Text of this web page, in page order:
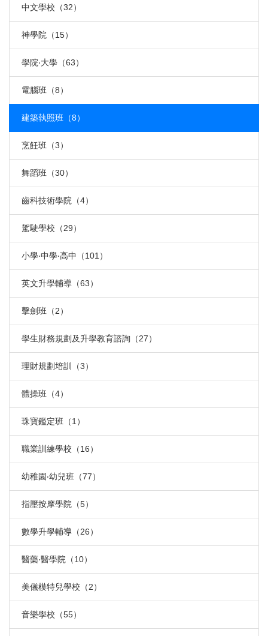
中文學校（32）
神學院（15）
學院‧大學（63）
電腦班（8）
建築執照班（8）
烹飪班（3）
舞蹈班（30）
齒科技術學院（4）
駕駛學校（29）
小學‧中學‧高中（101）
英文升學輔導（63）
擊劍班（2）
學生財務規劃及升學教育諮詢（27）
理財規劃培訓（3）
體操班（4）
珠寶鑑定班（1）
職業訓練學校（16）
幼稚園‧幼兒班（77）
指壓按摩學院（5）
數學升學輔導（26）
醫藥‧醫學院（10）
美儀模特兒學校（2）
音樂學校（55）